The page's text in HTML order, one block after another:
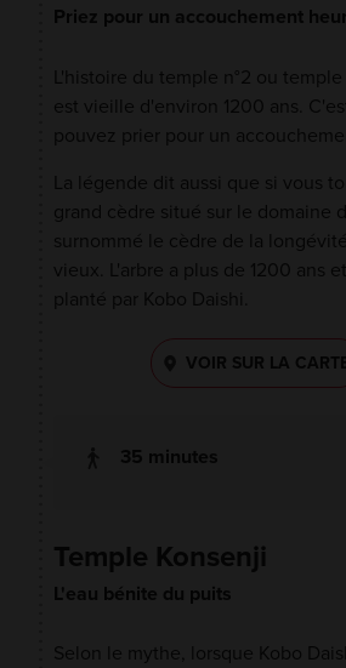
Priez pour un accouchement
L'histoire du temple n°2 ou temple
est vieille d'environ 1200 ans.
pouvez prier pour un
La légende dit aussi que si vous
grand cèdre situé sur le domaine
surnommé le cèdre de la
vieux. L'arbre a plus de 1200 ans
planté par Kobo Daishi.
VOIR SUR LA
35 minutes
Temple Konsenji
L'eau bénite du puits
Selon le mythe, lorsque Kobo